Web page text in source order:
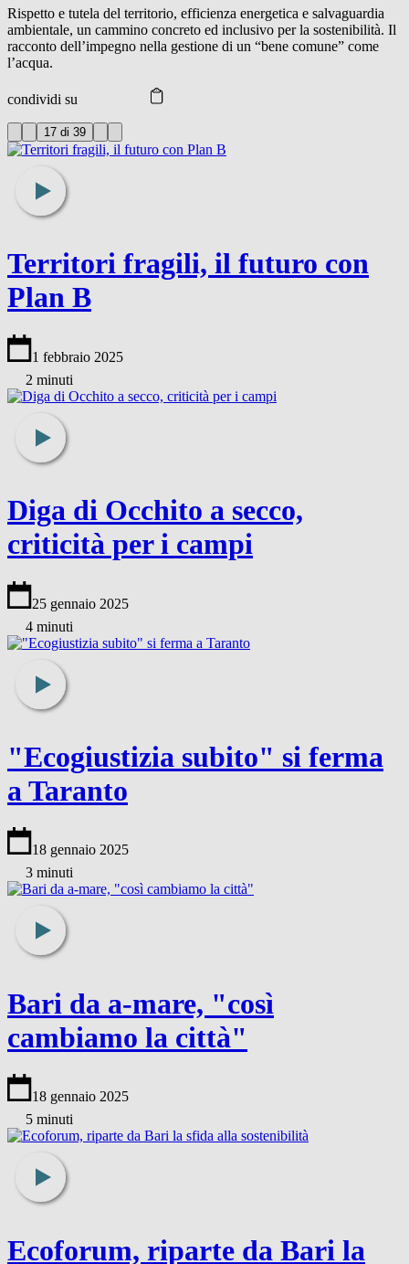
Rispetto e tutela del territorio, efficienza energetica e salvaguardia
ambientale, un cammino concreto ed inclusivo per la sostenibilità. Il
racconto dell’impegno nella gestione di un “bene comune” come
l’acqua.
condividi su
17 di 39
Territori fragili, il futuro con
Plan B
1 febbraio 2025
2 minuti
Diga di Occhito a secco,
criticità per i campi
25 gennaio 2025
4 minuti
"Ecogiustizia subito" si ferma
a Taranto
18 gennaio 2025
3 minuti
Bari da a-mare, "così
cambiamo la città"
18 gennaio 2025
5 minuti
Ecoforum, riparte da Bari la